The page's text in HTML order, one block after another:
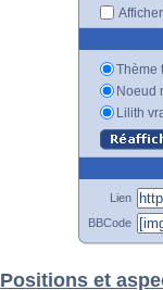
Thème
Noeud
Lilith
Lien
BBCode
Positions et